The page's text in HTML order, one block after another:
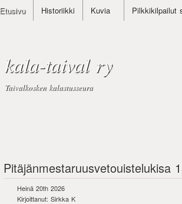
Etusivu Historiikki Kuvia Pilkkikilpailut
kala-taival ry
Taivalkosken kalastusseura
Pitäjänmestaruusvetouistelukisa
Heinä 20th 2026
Kirjoittanut: Sirkka K